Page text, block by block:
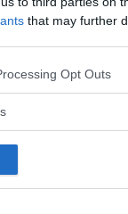
that may further
app uses one
or usage behaviour.
specified purposes
Opt Outs
Svar På